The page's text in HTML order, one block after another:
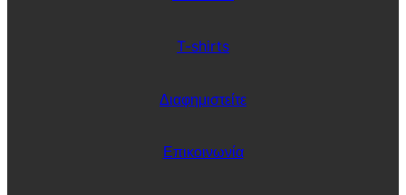
T-shirts
Διαφημιστείτε
Επικοινωνία